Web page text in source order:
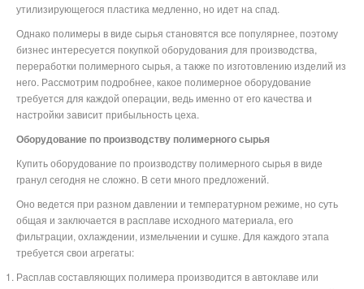
утилизирующегося пластика медленно, но идет на спад.
Однако полимеры в виде сырья становятся все популярнее, поэтому
бизнес интересуется покупкой оборудования для производства,
переработки полимерного сырья, а также по изготовлению изделий из
него. Рассмотрим подробнее, какое полимерное оборудование
требуется для каждой операции, ведь именно от его качества и
настройки зависит прибыльность цеха.
Оборудование по производству полимерного сырья
Купить оборудование по производству полимерного сырья в виде
гранул сегодня не сложно. В сети много предложений.
Оно ведется при разном давлении и температурном режиме, но суть
общая и заключается в расплаве исходного материала, его
фильтрации, охлаждении, измельчении и сушке. Для каждого этапа
требуется свои агрегаты:
Расплав составляющих полимера производится в автоклаве или